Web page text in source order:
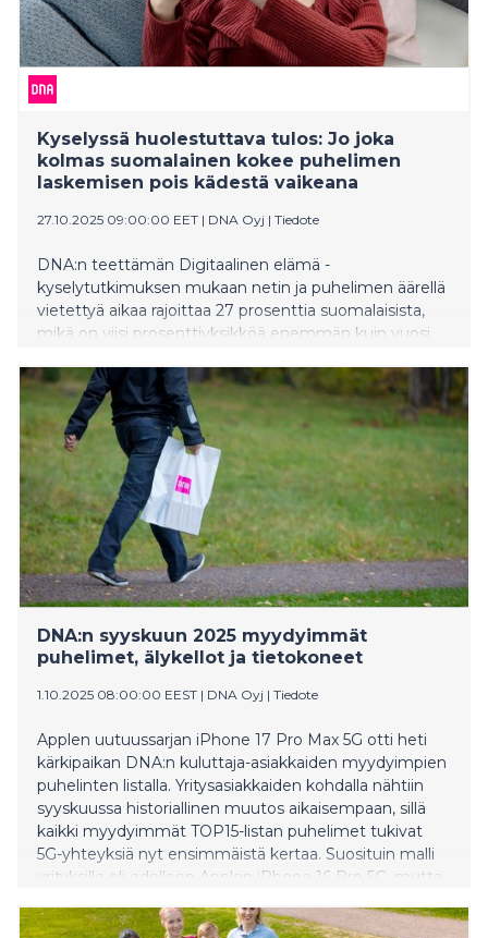
Kyselyssä huolestuttava tulos: Jo joka
kolmas suomalainen kokee puhelimen
laskemisen pois kädestä vaikeana
27.10.2025 09:00:00 EET | DNA Oyj | Tiedote
DNA:n teettämän Digitaalinen elämä -
kyselytutkimuksen mukaan netin ja puhelimen äärellä
vietettyä aikaa rajoittaa 27 prosenttia suomalaisista,
mikä on viisi prosenttiyksikköä enemmän kuin vuosi
kannustaa parkkeeraamaan älylaitteet edes hetkeksi
ja pohtimaan omaa suhdettaan niihin. Älyvapaapäivää
vietetään tänä vuonna marraskuun ensimmäisenä
sunnuntaina.
DNA:n syyskuun 2025 myydyimmät
puhelimet, älykellot ja tietokoneet
1.10.2025 08:00:00 EEST | DNA Oyj | Tiedote
Applen uutuussarjan iPhone 17 Pro Max 5G otti heti
kärkipaikan DNA:n kuluttaja-asiakkaiden myydyimpien
puhelinten listalla. Yritysasiakkaiden kohdalla nähtiin
syyskuussa historiallinen muutos aikaisempaan, sillä
kaikki myydyimmät TOP15-listan puhelimet tukivat
5G-yhteyksiä nyt ensimmäistä kertaa. Suosituin malli
yrityksille oli edelleen Applen iPhone 16 Pro 5G, mutta
sijalle. Apple hallitsi ykköspaikkaa lisäksi käytettyjen